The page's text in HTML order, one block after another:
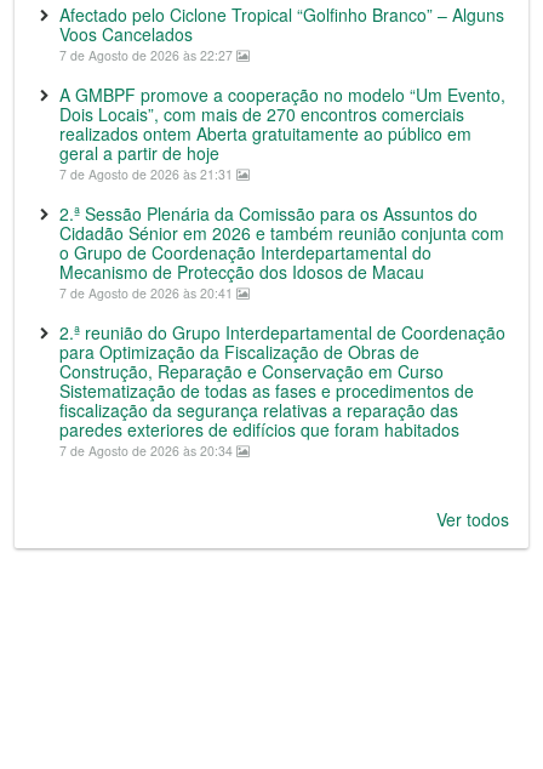
Afectado pelo Ciclone Tropical “Golfinho Branco” – Alguns
Voos Cancelados
7 de Agosto de 2026 às 22:27
A GMBPF promove a cooperação no modelo “Um Evento,
Dois Locais”, com mais de 270 encontros comerciais
realizados ontem Aberta gratuitamente ao público em
geral a partir de hoje
7 de Agosto de 2026 às 21:31
2.ª Sessão Plenária da Comissão para os Assuntos do
Cidadão Sénior em 2026 e também reunião conjunta com
o Grupo de Coordenação Interdepartamental do
Mecanismo de Protecção dos Idosos de Macau
7 de Agosto de 2026 às 20:41
2.ª reunião do Grupo Interdepartamental de Coordenação
para Optimização da Fiscalização de Obras de
Construção, Reparação e Conservação em Curso
Sistematização de todas as fases e procedimentos de
fiscalização da segurança relativas a reparação das
paredes exteriores de edifícios que foram habitados
7 de Agosto de 2026 às 20:34
Ver todos